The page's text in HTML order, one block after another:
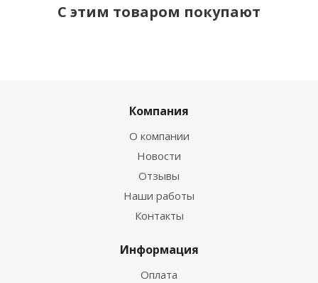
С этим товаром покупают
Компания
О компании
Новости
Отзывы
Наши работы
Контакты
Информация
Оплата